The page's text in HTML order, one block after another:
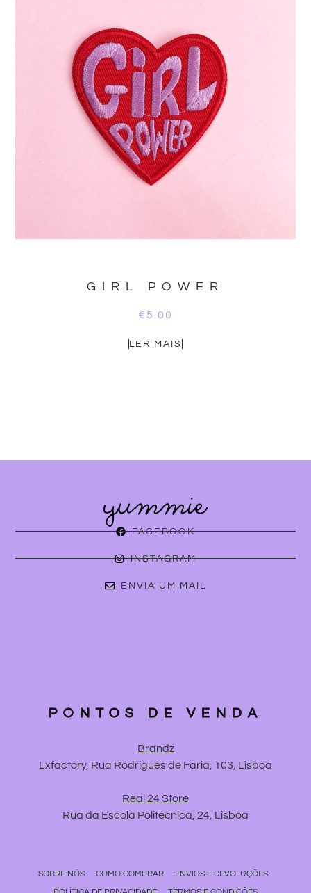
GIRL POWER
€ 5.00
LER MAIS
FACEBOOK
INSTAGRAM
ENVIA UM MAIL
PONTOS DE VENDA
Brandz
Lxfactory, Rua Rodrigues de Faria, 103, Lisboa
Real 24 Store
Rua da Escola Politécnica, 24, Lisboa
SOBRE NÓS COMO COMPRAR
ENVIOS E DEVOLUÇÕES